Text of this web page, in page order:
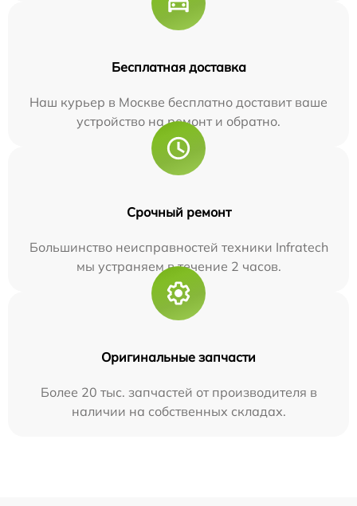
Бесплатная доставка
Наш курьер в Москве бесплатно доставит ваше
устройство на ремонт и обратно.
Срочный ремонт
Большинство неисправностей техники Infratech
мы устраняем в течение 2 часов.
Оригинальные запчасти
Более 20 тыс. запчастей от производителя в
наличии на собственных складах.